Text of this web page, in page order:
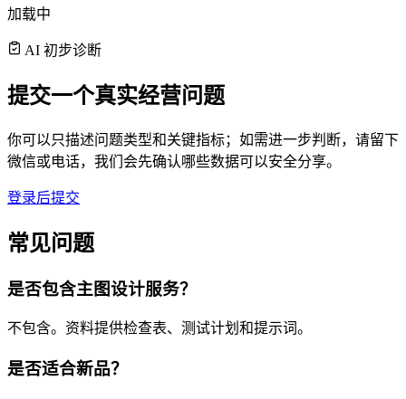
加载中
AI 初步诊断
提交一个真实经营问题
你可以只描述问题类型和关键指标；如需进一步判断，请留下
微信或电话，我们会先确认哪些数据可以安全分享。
登录后提交
常见问题
是否包含主图设计服务？
不包含。资料提供检查表、测试计划和提示词。
是否适合新品？